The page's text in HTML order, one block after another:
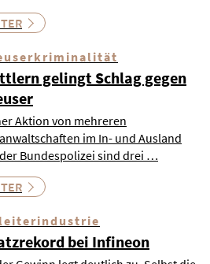
gelingt Schlag gegen
Aktion von mehreren
im In- und Ausland
Bundespolizei sind drei …
bei Infineon